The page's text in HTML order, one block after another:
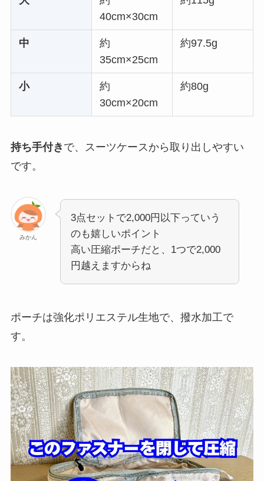
40cm×30cm
中
約
35cm×25cm
約97.5g
小
約
30cm×20cm
約80g
持ち手付き で、スーツケースから取り出しやすい
です。
みかん
3点セットで2,000円以下っていう
のも嬉しいポイント
高い圧縮ポーチだと、1つで2,000
円越えますからね
ポーチは強化ポリエステル生地で、撥水加工で
す。